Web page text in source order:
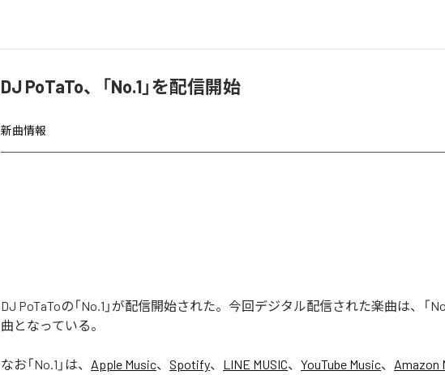
DJ PoTaTo、「No.1」を配信開始
新曲情報
DJ PoTaToの「No.1」が配信開始された。今回デジタル配信された楽曲は、「
曲となっている。
なお「No.1 」は、 Apple Music、 Spotify、 LINE MUSIC、 YouTube Music、 Amazon